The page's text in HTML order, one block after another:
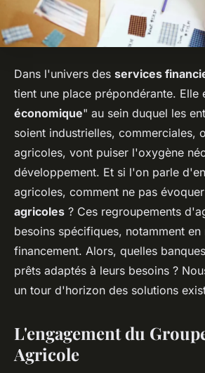
Dans l'univers des services
tient une place prépondérante. Elle
économique" au sein duquel les
soient industrielles, commerciales,
agricoles, vont puiser l'oxygène
développement. Et si l'on parle
agricoles, comment ne pas
agricoles ? Ces regroupements
besoins spécifiques, notamment en
financement. Alors, quelles
prêts adaptés à leurs besoins ?
un tour d'horizon des solutions
L'engagement du
Agricole